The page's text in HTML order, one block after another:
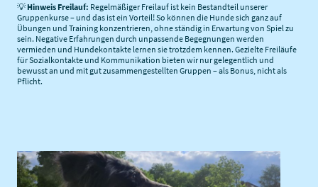
💡Hinweis Freilauf: Regelmäßiger Freilauf ist kein Bestandteil unserer
Gruppenkurse – und das ist ein Vorteil! So können die Hunde sich ganz auf
Übungen und Training konzentrieren, ohne ständig in Erwartung von Spiel zu
sein. Negative Erfahrungen durch unpassende Begegnungen werden
vermieden und Hundekontakte lernen sie trotzdem kennen. Gezielte Freiläufe
für Sozialkontakte und Kommunikation bieten wir nur gelegentlich und
bewusst an und mit gut zusammengestellten Gruppen – als Bonus, nicht als
Pflicht.